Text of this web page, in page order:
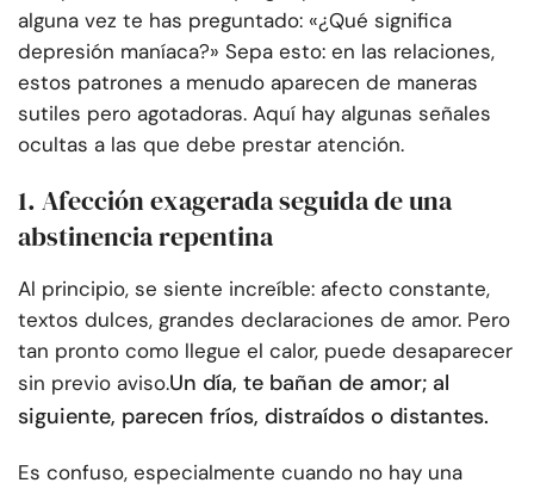
alguna vez te has preguntado: «¿Qué significa
depresión maníaca?» Sepa esto: en las relaciones,
estos patrones a menudo aparecen de maneras
sutiles pero agotadoras. Aquí hay algunas señales
ocultas a las que debe prestar atención.
1. Afección exagerada seguida de una
abstinencia repentina
Al principio, se siente increíble: afecto constante,
textos dulces, grandes declaraciones de amor. Pero
tan pronto como llegue el calor, puede desaparecer
sin previo aviso.Un día, te bañan de amor; al
siguiente, parecen fríos, distraídos o distantes.
Es confuso, especialmente cuando no hay una